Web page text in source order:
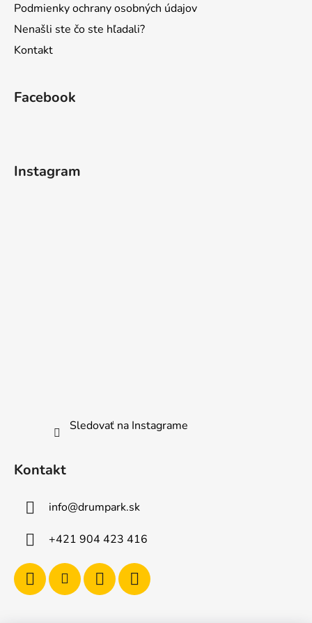
Podmienky ochrany osobných údajov
Nenašli ste čo ste hľadali?
Kontakt
Facebook
Instagram
Sledovať na Instagrame
Kontakt
info@drumpark.sk
+421 904 423 416